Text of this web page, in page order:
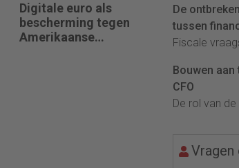
Digitale euro als
bescherming tegen
Amerikaanse
De
tussen
Fiscale
Bouwen
CFO
De rol van de
Vragen